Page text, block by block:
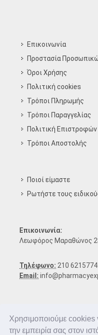
Χρησιμοποιούμε cookies
την εμπειρία σας στον
Επικοινωνία
Προστασία
Όροι Χρήσης
Πολιτική cookies
Τρόποι Πληρωμής
Τρόποι Παραγγελίας
Πολιτική Επιστροφών
Τρόποι Aποστολής
Ποιοί είμαστε
Ρωτήστε τους
Επικοινωνία:
Λεωφόρος Μαραθώνος
Τηλέφωνο: 210 6215774
Email: